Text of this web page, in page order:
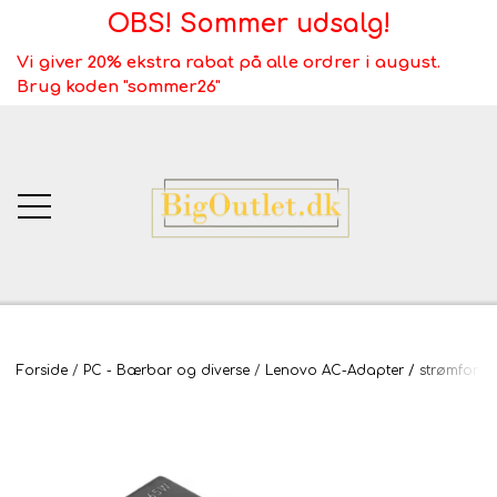
OBS! Sommer udsalg!
Vi giver 20% ekstra rabat på alle ordrer i august.
Brug koden "sommer26"
BigOutlet.dk
Forside PC - Bærbar og diverse Lenovo AC-Adapter /